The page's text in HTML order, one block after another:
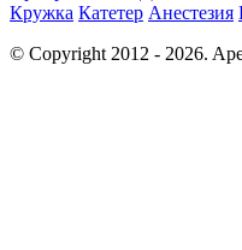
Кружка Катетер Анестезия
© Copyright 2012 - 2026.